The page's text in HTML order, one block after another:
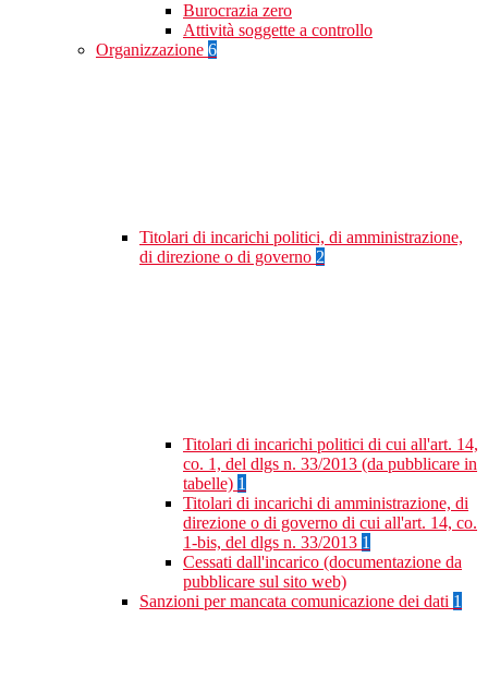
Burocrazia zero
Attività soggette a controllo
Organizzazione 6
Titolari di incarichi politici, di amministrazione,
di direzione o di governo 2
Titolari di incarichi politici di cui all'art. 14,
co. 1, del dlgs n. 33/2013 (da pubblicare in
tabelle) 1
Titolari di incarichi di amministrazione, di
direzione o di governo di cui all'art. 14, co.
1-bis, del dlgs n. 33/2013 1
Cessati dall'incarico (documentazione da
pubblicare sul sito web)
Sanzioni per mancata comunicazione dei dati 1